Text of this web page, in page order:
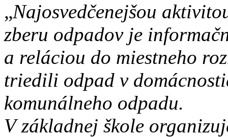
„Najosvedčenejšou
zberu odpadov je
a reláciou do miestneho
triedili odpad v
komunálneho odpadu.
V základnej škole